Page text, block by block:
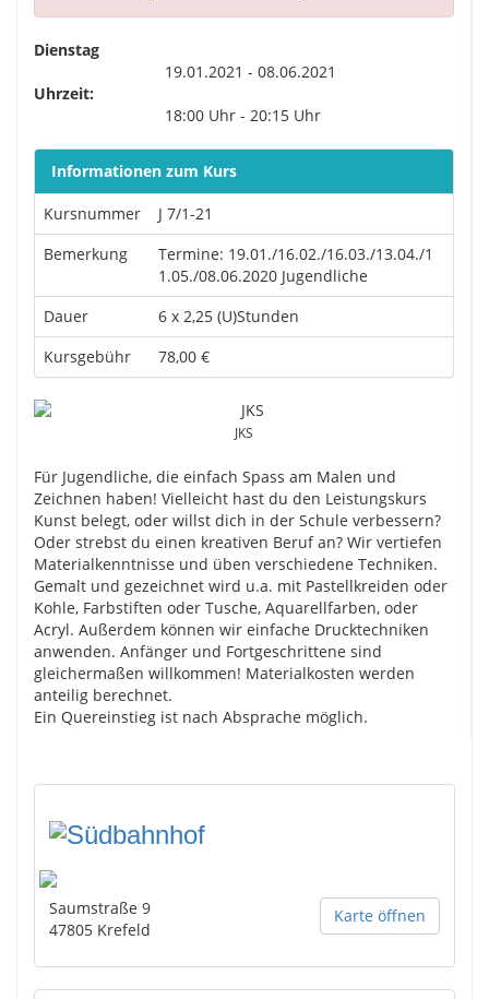
Dienstag
19.01.2021 - 08.06.2021
Uhrzeit:
18:00 Uhr - 20:15 Uhr
Informationen zum Kurs
Kursnummer
J 7/1-21
Bemerkung
Termine: 19.01./16.02./16.03./13.04./1
1.05./08.06.2020 Jugendliche
Dauer
6 x 2,25 (U)Stunden
Kursgebühr
78,00 €
JKS
Für Jugendliche, die einfach Spass am Malen und
Zeichnen haben! Vielleicht hast du den Leistungskurs
Kunst belegt, oder willst dich in der Schule verbessern?
Oder strebst du einen kreativen Beruf an? Wir vertiefen
Materialkenntnisse und üben verschiedene Techniken.
Gemalt und gezeichnet wird u.a. mit Pastellkreiden oder
Kohle, Farbstiften oder Tusche, Aquarellfarben, oder
Acryl. Außerdem können wir einfache Drucktechniken
anwenden. Anfänger und Fortgeschrittene sind
gleichermaßen willkommen! Materialkosten werden
anteilig berechnet.
Ein Quereinstieg ist nach Absprache möglich.
Karte öffnen
Saumstraße 9
47805 Krefeld